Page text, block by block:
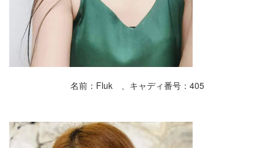
名前：Fluk 、キャディ番号：405